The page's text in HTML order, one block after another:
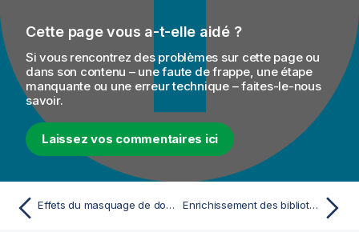
Cette page vous a-t-elle aidé ?
Si vous rencontrez des problèmes sur cette page ou
dans son contenu – une faute de frappe, une étape
manquante ou une erreur technique – faites-le-nous
savoir.
Laissez vos commentaires ici
Effets du masquage de données Enrichissement des bibliothèques de types sémantiques